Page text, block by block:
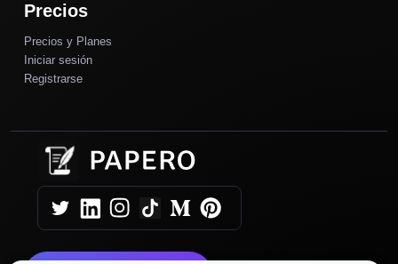
Precios
Precios y Planes
Iniciar sesión
Registrarse